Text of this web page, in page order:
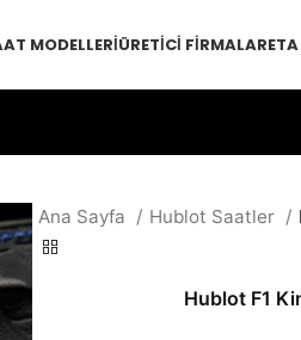
MODELLERIÜRETICI FIRMALAR
Ana Sayfa Hublot Saatler
Hublot F1